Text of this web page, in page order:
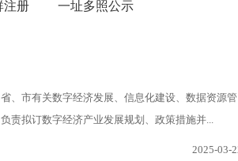
注册 一址多照公示
市有关数字经济发展、信息化建设、数据资源管
拟订数字经济产业发展规划、政策措施并...
2025-03-